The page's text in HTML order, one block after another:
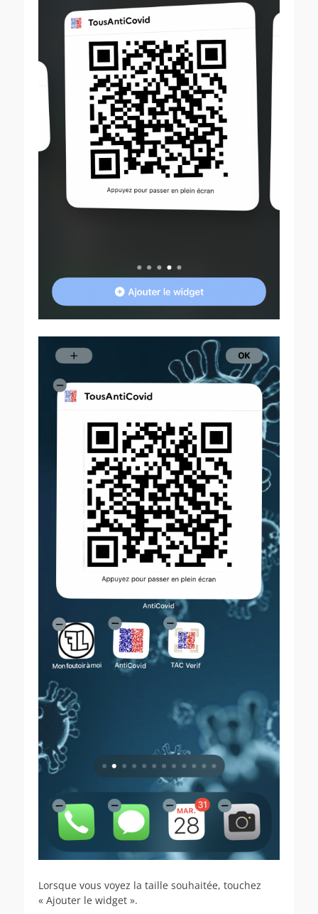
Lorsque vous voyez la taille souhaitée, touchez
« Ajouter le widget ».